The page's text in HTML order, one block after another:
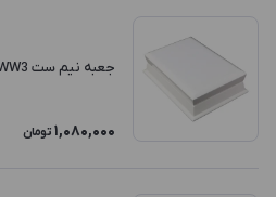
جعبه نیم ست NO1 QWW3
1,080,000 تومان